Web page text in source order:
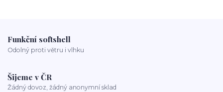
Funkční softshell
Odolný proti větru i vlhku
Šijeme v ČR
Žádný dovoz, žádný anonymní sklad